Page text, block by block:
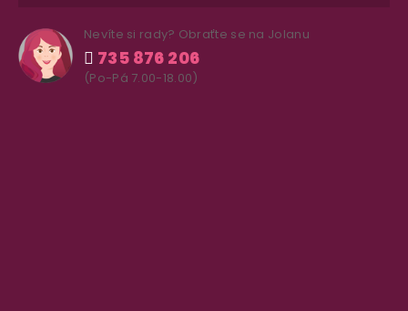
Nevíte si rady? Obraťte se na Jolanu
735 876 206
(Po-Pá 7.00-18.00)